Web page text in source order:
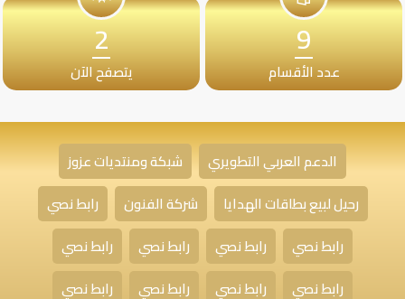
9
عدد الأقسام
2
يتصفح الآن
الدعم العربي التطويري
شبكة ومنتديات عزوز
رحيل لبيع بطاقات الهدايا
شركة الفنون
رابط نصي
رابط نصي
رابط نصي رابط نصي
رابط نصي
رابط نصي
رابط نصي رابط نصي رابط نصي